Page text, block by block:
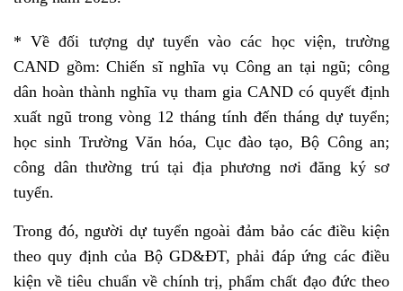
* Về đối tượng dự tuyển vào các học viện, trường
CAND gồm: Chiến sĩ nghĩa vụ Công an tại ngũ; công
dân hoàn thành nghĩa vụ tham gia CAND có quyết định
xuất ngũ trong vòng 12 tháng tính đến tháng dự tuyển;
học sinh Trường Văn hóa, Cục đào tạo, Bộ Công an;
công dân thường trú tại địa phương nơi đăng ký sơ
tuyển.
Trong đó, người dự tuyển ngoài đảm bảo các điều kiện
theo quy định của Bộ GD&ĐT, phải đáp ứng các điều
kiện về tiêu chuẩn về chính trị, phẩm chất đạo đức theo